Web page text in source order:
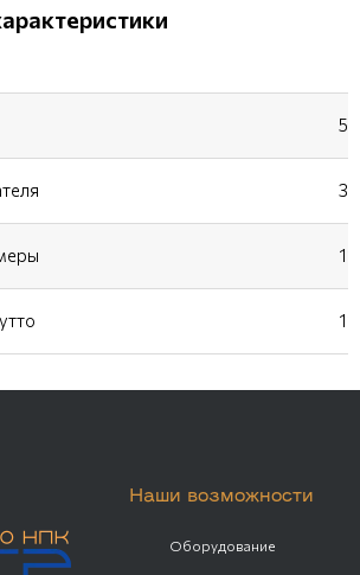
Наши возможности
Оборудование